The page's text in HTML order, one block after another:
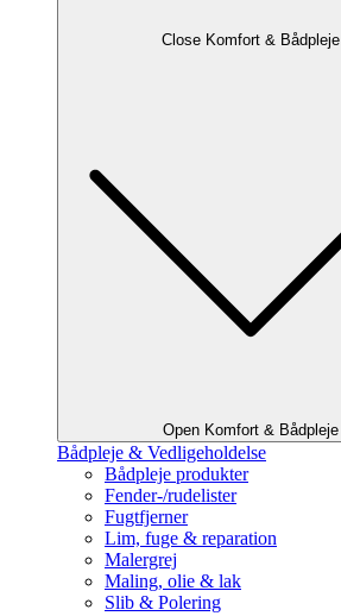
Close Komfort & Bådpleje
Open Komfort & Bådpleje
Bådpleje & Vedligeholdelse
Bådpleje produkter
Fender-/rudelister
Fugtfjerner
Lim, fuge & reparation
Malergrej
Maling, olie & lak
Slib & Polering